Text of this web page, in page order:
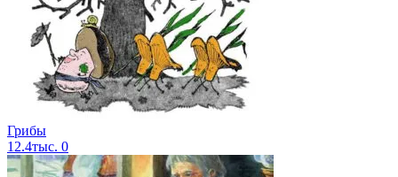
Грибы
12.4тыс. 0